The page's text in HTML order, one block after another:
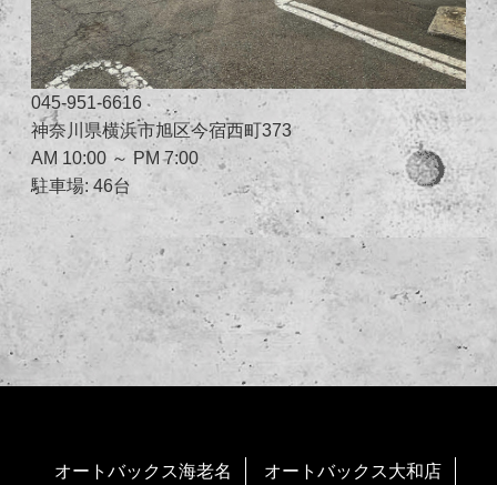
045-951-6616
神奈川県横浜市旭区今宿西町373
AM 10:00 ～ PM 7:00
駐車場: 46台
オートバックス海老名
オートバックス大和店